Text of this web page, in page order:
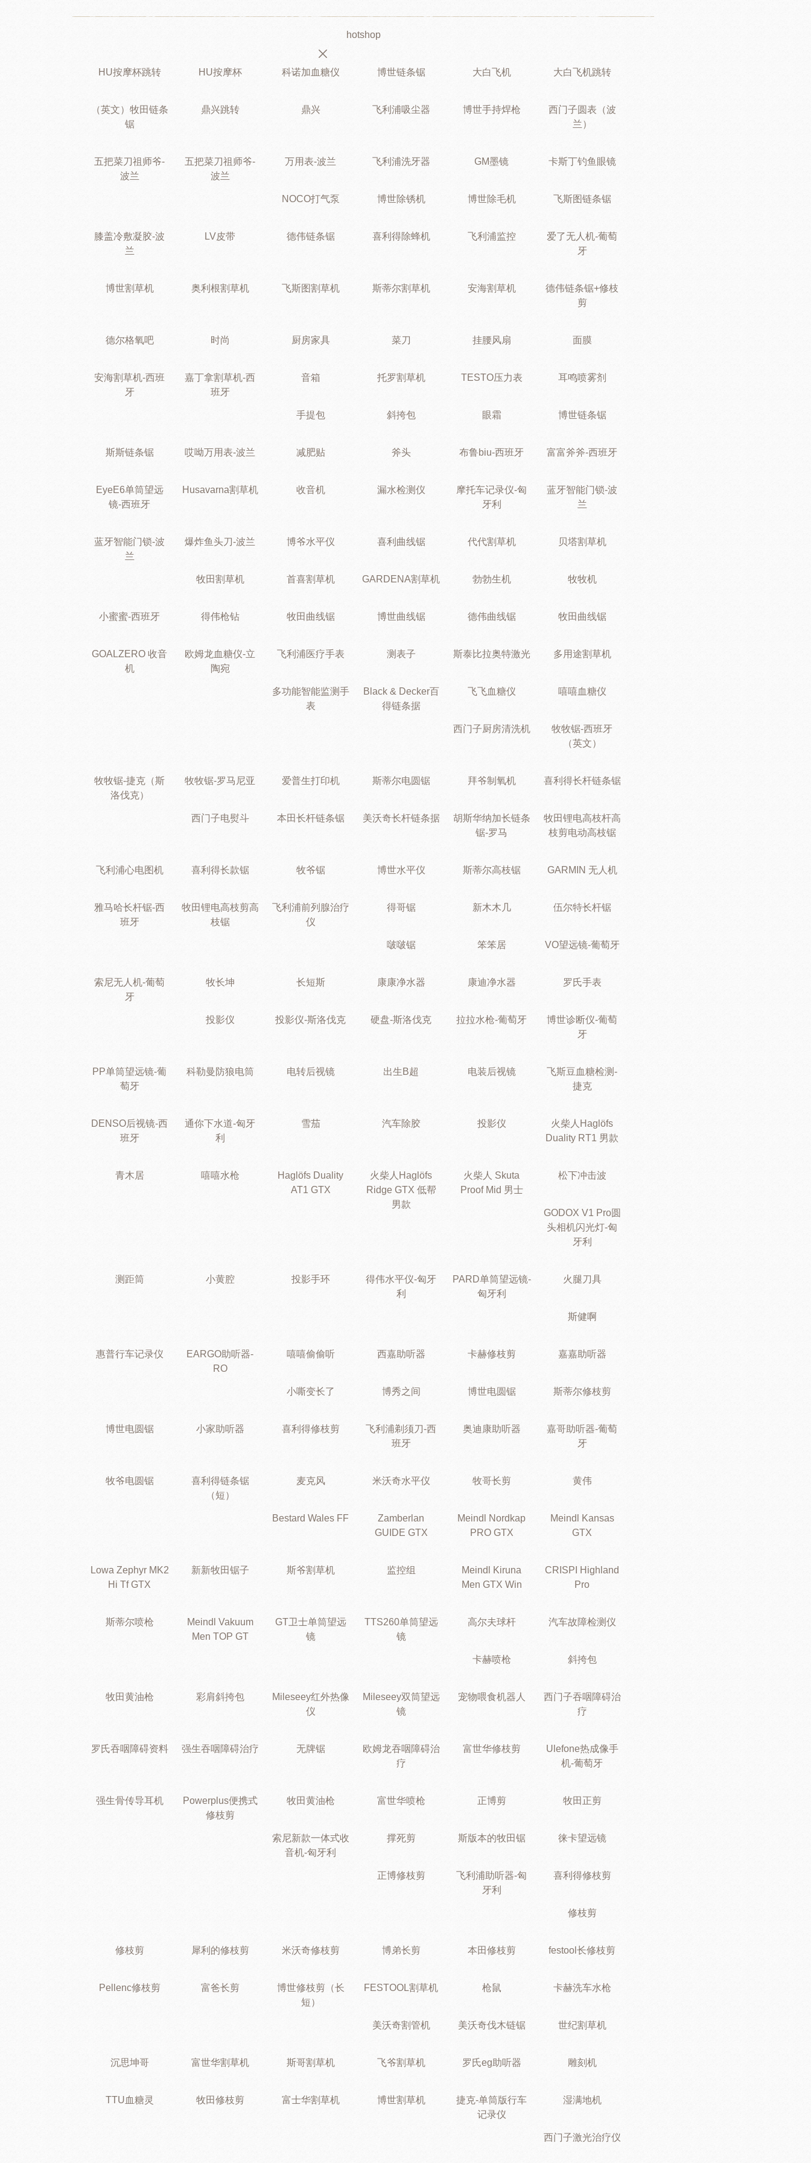
hotshop
HU按摩杯跳转 HU按摩杯 科诺加血糖仪 博世链条锯 大白飞机 大白飞机跳转
（英文）牧田链条
锯
鼎兴跳转 鼎兴 飞利浦吸尘器 博世手持焊枪
西门子圆表（波
兰）
五把菜刀祖师爷-
波兰
五把菜刀祖师爷-
波兰
万用表-波兰 飞利浦洗牙器 GM墨镜 卡斯丁钓鱼眼镜
NOCO打气泵 博世除锈机 博世除毛机 飞斯图链条锯
膝盖冷敷凝胶-波
兰
LV皮带 德伟链条锯 喜利得除蜂机 飞利浦监控
爱了无人机-葡萄
牙
博世割草机 奥利根割草机 飞斯图割草机 斯蒂尔割草机 安海割草机
德伟链条锯+修枝
剪
德尔格氧吧 时尚 厨房家具 菜刀 挂腰风扇 面膜
安海割草机-西班
牙
嘉丁拿割草机-西
班牙
音箱 托罗割草机 TESTO压力表 耳鸣喷雾剂
手提包 斜挎包 眼霜 博世链条锯
斯斯链条锯 哎呦万用表-波兰 减肥贴 斧头 布鲁biu-西班牙 富富斧斧-西班牙
EyeE6单筒望远
镜-西班牙
Husavarna割草机 收音机 漏水检测仪
摩托车记录仪-匈
牙利
蓝牙智能门锁-波
兰
蓝牙智能门锁-波
兰
爆炸鱼头刀-波兰 博爷水平仪 喜利曲线锯 代代割草机 贝塔割草机
牧田割草机 首喜割草机 GARDENA割草机 勃勃生机 牧牧机
小蜜蜜-西班牙 得伟枪钻 牧田曲线锯 博世曲线锯 德伟曲线锯 牧田曲线锯
GOALZERO 收音
机
欧姆龙血糖仪-立
陶宛
飞利浦医疗手表 测表子 斯泰比拉奥特激光 多用途割草机
多功能智能监测手
表
Black & Decker百
得链条据
飞飞血糖仪 嘻嘻血糖仪
西门子厨房清洗机
牧牧锯-西班牙
（英文）
牧牧锯-捷克（斯
洛伐克）
牧牧锯-罗马尼亚 爱普生打印机 斯蒂尔电圆锯 拜爷制氧机 喜利得长杆链条锯
西门子电熨斗 本田长杆链条锯 美沃奇长杆链条据
胡斯华纳加长链条
锯-罗马
牧田锂电高枝杆高
枝剪电动高枝锯
飞利浦心电图机 喜利得长款锯 牧爷锯 博世水平仪 斯蒂尔高枝锯 GARMIN 无人机
雅马哈长杆锯-西
班牙
牧田锂电高枝剪高
枝锯
飞利浦前列腺治疗
仪
得哥锯 新木木几 伍尔特长杆锯
啵啵锯 笨笨居 VO望远镜-葡萄牙
索尼无人机-葡萄
牙
牧长坤 长短斯 康康净水器 康迪净水器 罗氏手表
投影仪 投影仪-斯洛伐克 硬盘-斯洛伐克 拉拉水枪-葡萄牙
博世诊断仪-葡萄
牙
PP单筒望远镜-葡
萄牙
科勒曼防狼电筒 电转后视镜 出生B超 电装后视镜
飞斯豆血糖检测-
捷克
DENSO后视镜-西
班牙
通你下水道-匈牙
利
雪茄 汽车除胶 投影仪
火柴人Haglöfs
Duality RT1 男款
青木居 嘻嘻水枪
Haglöfs Duality
AT1 GTX
火柴人Haglöfs
Ridge GTX 低帮
男款
火柴人 Skuta
Proof Mid 男士
松下冲击波
GODOX V1 Pro圆
头相机闪光灯-匈
牙利
测距筒 小黄腔 投影手环
得伟水平仪-匈牙
利
PARD单筒望远镜-
匈牙利
火腿刀具
斯健啊
惠普行车记录仪
EARGO助听器-
RO
嘻嘻偷偷听 西嘉助听器 卡赫修枝剪 嘉嘉助听器
小嘶变长了 博秀之间 博世电圆锯 斯蒂尔修枝剪
博世电圆锯 小家助听器 喜利得修枝剪
飞利浦剃须刀-西
班牙
奥迪康助听器
嘉哥助听器-葡萄
牙
牧爷电圆锯
喜利得链条锯
（短）
麦克风 米沃奇水平仪 牧哥长剪 黄伟
Bestard Wales FF
Zamberlan
GUIDE GTX
Meindl Nordkap
PRO GTX
Meindl Kansas
GTX
Lowa Zephyr MK2
Hi Tf GTX
新新牧田锯子 斯爷割草机 监控组
Meindl Kiruna
Men GTX Win
CRISPI Highland
Pro
斯蒂尔喷枪
Meindl Vakuum
Men TOP GT
GT卫士单筒望远
镜
TTS260单筒望远
镜
高尔夫球杆 汽车故障检测仪
卡赫喷枪 斜挎包
牧田黄油枪 彩肩斜挎包
Mileseey红外热像
仪
Mileseey双筒望远
镜
宠物喂食机器人
西门子吞咽障碍治
疗
罗氏吞咽障碍资料 强生吞咽障碍治疗 无牌锯
欧姆龙吞咽障碍治
疗
富世华修枝剪
Ulefone热成像手
机-葡萄牙
强生骨传导耳机
Powerplus便携式
修枝剪
牧田黄油枪 富世华喷枪 正博剪 牧田正剪
索尼新款一体式收
音机-匈牙利
撑死剪 斯版本的牧田锯 徕卡望远镜
正博修枝剪
飞利浦助听器-匈
牙利
喜利得修枝剪
修枝剪
修枝剪 犀利的修枝剪 米沃奇修枝剪 博弟长剪 本田修枝剪 festool长修枝剪
Pellenc修枝剪 富爸长剪
博世修枝剪（长
短）
FESTOOL割草机 枪鼠 卡赫洗车水枪
美沃奇割管机 美沃奇伐木链锯 世纪割草机
沉思坤哥 富世华割草机 斯哥割草机 飞爷割草机 罗氏eg助听器 雕刻机
TTU血糖灵 牧田修枝剪 富士华割草机 博世割草机
捷克-单筒版行车
记录仪
湿满地机
西门子激光治疗仪